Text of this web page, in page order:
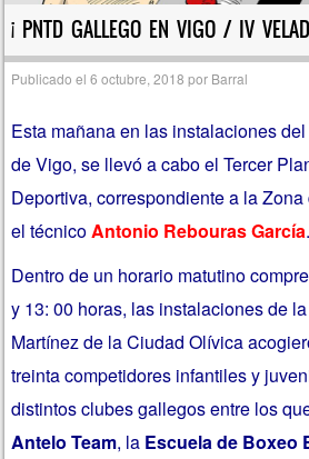
¡ PNTD GALLEGO EN VIGO / IV
Publicado el6 octubre, 2018 por Barral
Esta mañana en las instalaciones
de Vigo, se llevó a cabo el Tercer
Deportiva, correspondiente a la
el técnicoAntonio Rebouras García.
Dentro de un horario matutino
y 13: 00 horas, las instalaciones de
Martínez de la Ciudad Olívica
treinta competidores infantiles y
distintos clubes gallegos entre los
Antelo Team, la Escuela de Boxeo